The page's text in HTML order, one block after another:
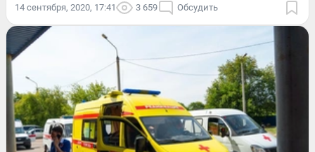
14 сентября, 2020, 17:41 3 659 Обсудить